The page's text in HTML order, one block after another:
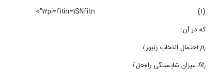
(1)
12pi=fitin=1SNfitn">
که در آن:
pi احتمال انتخاب زنبورi
fiti میزان شایستگی راه‌حلi